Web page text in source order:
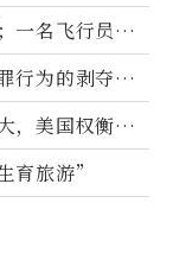
一名飞行员失
行为的剥夺公
，美国权衡地
育旅游”